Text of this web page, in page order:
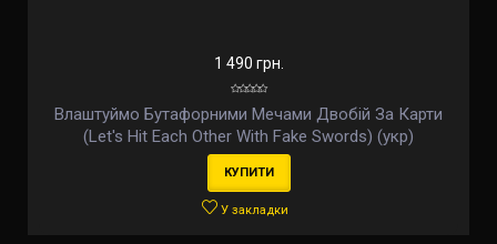
1 490 грн.
Влаштуймо Бутафорними Мечами Двобій За Карти
(Let's Hit Each Other With Fake Swords) (укр)
КУПИТИ
У закладки